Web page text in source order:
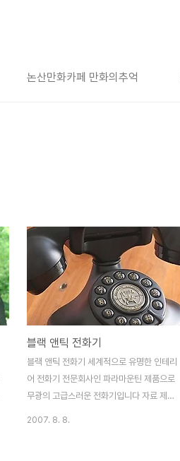
논산만화카페 만화의추억
블랙 앤틱 전화기
블랙 앤틱 전화기 세계적으로 유명한 인테리
어 전화기 전문회사인 파라마운틴 제품으로
무광의 고급스러운 전화기입니다 자료 제공 |
2007. 8. 8.